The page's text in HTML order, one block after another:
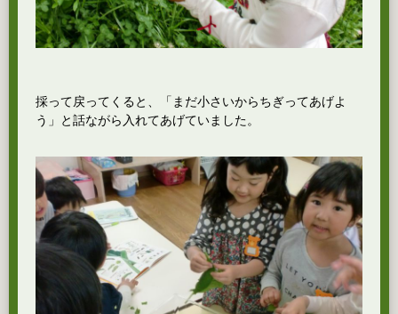
採って戻ってくると、「まだ小さいからちぎってあげよ
う」と話ながら入れてあげていました。